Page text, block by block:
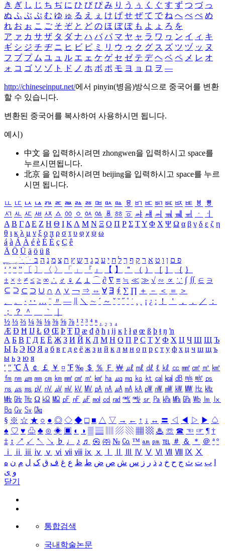
き ぎ し じ ち ぢ に ひ び ぴ み り う ぅ く ぐ す ず つ づ っ
ぬ ふ ぶ ぷ む ゆ ゅ る え ぇ け げ せ ぜ て で ね へ べ ぺ め
れ お ぉ こ ご そ ぞ と ど の ほ ぼ ぽ も よ ょ ろ を
ア ァ カ サ ザ タ ダ ナ ハ バ パ マ ヤ ャ ラ ワ ヮ ン イ ィ キ
ギ シ ジ チ ヂ ニ ヒ ビ ピ ミ リ ウ ゥ ク グ ス ズ ツ ヅ ッ ヌ
フ ブ プ ム ユ ュ ル エ ェ ケ ゲ セ ゼ テ デ ヘ ベ ペ メ レ オ
ォ コ ゴ ソ ゾ ト ド ノ ホ ボ ポ モ ヨ ョ ロ ヲ ―
http://chineseinput.net/에서 pinyin(병음)방식으로 중국어를 변환
할 수 있습니다.
변환된 중국어를 복사하여 사용하시면 됩니다.
예시)
中文 을 입력하시려면 zhongwen을 입력하시고 space를
누르시면됩니다.
北京 을 입력하시려면 beijing을 입력하시고 space를 누르
시면 됩니다.
ㅥ ㅦ ㅧ ㅨ ㅩ ㅪ ㅫ ㅬ ㅭ ㅮ ㅯ ㅰ ㅱ ㅲ ㅳ ㅴ ㅵ ㅶ ㅷ ㅸ
ㅹ
ㅺ ㅻ ㅼ ㅽ ㅾ ㅿ ㆀ ㆁ ㆂ ㆃ ㆄ ㆅ ㆆ ㆇ ㆈ ㆉ ㆊ ㆋ ㆌ ㆍ
ㆎ
Α Β ΓΔ Ε Ζ Η Θ Ι ΚΛ Μ Ν Ξ Ο Π Ρ Σ ΤΥ Φ Χ Ψ Ω α β γ δ ε ζ η
θ ι κ λ μ ν ξ ο π ρ σ τ υ φ χ ψ ω
á à Á À é è É È ç Ç ê
Ä Ö Ü ä ö ü ß
ִֶֹ ֻּ ׁׂ פ ם ן ו ט א ר ק ף ך ל ח י ע כ ג ד ש ץ ת צ מ נ ה ב
‘ ’ “ ” 〔 〕 〈 〉 「 」 『 』 【 】 ＂ （ ） ［ ］ ｛ ｝
± × ÷ ≠ ≤ ≥ ∞ ∴ ♂ ♀ ∠ ⊥ ⌒ ∂ ∇ ≡ ≒ ≪ ≫ √ ∽ ∝ ∵ ∫ ∬ ∈ ∋
⊆ ⊇ ⊂ ⊃ ∪ ∩ ∧ ∨ ￢ ⇒ ⇔ ∀ ∃ ∮ ∑ ∏ ＋ － ＜ ＝
＞
、
。 · ‥ … ¨ 〃 ― ＼ ∼ ´ ～ ˇ ˘ ˝ ˚ ˙ ¸ ¡ ¿ ː ！ ＇ ， ． ／
：
；
？ ＾ ｀
½ ⅓ ⅔ ¼ ¾ ⅛ ⅜ ⅝ ⅞ ¹ ² ³ ⁴ ⁿ ₁ ₂ ₃ ₄
Æ Ð Ħ Ĳ Ł Ø Œ Þ Ŧ Ŋ æ đ ð ħ ı ĳ ĸ ŀ ł ø œ ß þ ŧ ŋ ŉ
А Б В Г Д Е Ё Ж З И Й К Л М Н О П Р С Т У Ф Х Ц Ч Ш Щ Ъ
Ы Ь Э Ю Я а б в г д е ё ж з и й к л м н о п р с т у ф х ц ч ш щ ъ
ы ь э ю я
′ ″ ℃ Å ￠ ￡ ￥ ¤ ℉ ‰ ＄ ％ Ｆ ￦ ㎕ ㎖ ㎗ ℓ ㎘ ㏄ ㎣ ㎤ ㎥ ㎦
㎙ ㎚ ㎛ ㎜ ㎝ ㎞ ㎟ ㎠ ㎡ ㎢ ㏊ ㎍ ㎎ ㎏ ㏏ ㎈ ㎉ ㏈ ㎧ ㎨ ㎰
㎱ ㎲ ㎳ ㎴ ㎵ ㎶ ㎷ ㎸ ㎹ ㎀ ㎁ ㎂ ㎃ ㎄ ㎺ ㎻ ㎽ ㎾ ㎿ ㎐ ㎑
㎒ ㎓ ㎔ Ω ㏀ ㏁ ㎊ ㎋ ㎌ ㏖ ㏅ ㎭ ㎮ ㎯ ㏛ ㎩ ㎪ ㎫ ㎬ ㏝ ㏐
㏓
㏃ ㏉ ㏜ ㏆
§ ※ ☆ ★ ○ ● ◎ ◇ ◆ □ ■ △ ▽ → ← ↑ ↓ ↔ 〓 ◁ ◀ ▷ ▶ ♤
♠ ♡ ♥ ♧ ♣ ⊙ ◈ ▣ ◐ ◑ ▒ ▤ ▨ ▧ ▦ ▩ ♨ ☏ ☎ ☜ ☞ ¶ †
‡ ↕ ↗ ↙ ↖ ↘ ♭ ♩ ♪ ♬ ㉿ ㈜ № ㏇ ™ ㏂ ㏘ ℡ ＃ ＆ ＊ ＠ ª º
ⅰ
ⅱ ⅲ ⅳ ⅴ ⅵ ⅶ ⅷ ⅸ ⅹ Ⅳ Ⅴ Ⅵ Ⅶ Ⅷ Ⅸ Ⅹ
ب ت ث ج ح خ د ذ ر ز س ش ص ض ط ظ ع غ ف ق ک ل م ن ه
و ی
닫기
통합검색
국내학술논문